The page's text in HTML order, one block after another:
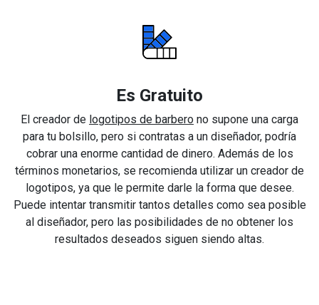
Es Gratuito
El creador de logotipos de barbero no supone una carga
para tu bolsillo, pero si contratas a un diseñador, podría
cobrar una enorme cantidad de dinero. Además de los
términos monetarios, se recomienda utilizar un creador de
logotipos, ya que le permite darle la forma que desee.
Puede intentar transmitir tantos detalles como sea posible
al diseñador, pero las posibilidades de no obtener los
resultados deseados siguen siendo altas.